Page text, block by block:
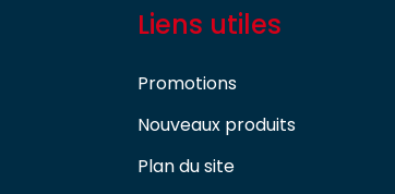
Liens utiles
Promotions
Nouveaux produits
Plan du site